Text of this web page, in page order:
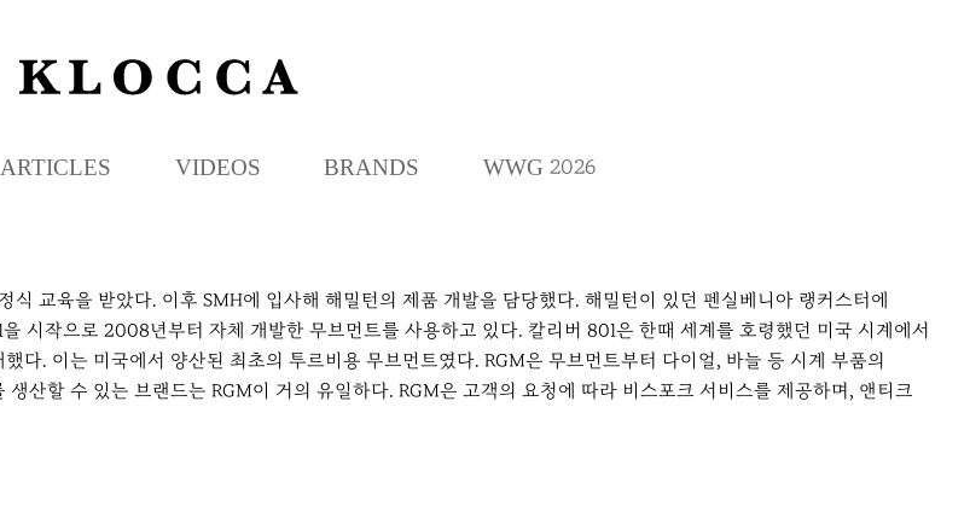
K
L
C
ARTICLES VIDEOS BRANDS WWG 2026
식 교육을 받았다. 이후 SMH에 입사해 해밀턴의 제품 개발을 담당했다. 해밀턴이 있던 펜실베니아 랭커스터에
시작으로 2008년부터 자체 개발한 무브먼트를 사용하고 있다. 칼리버 801은 한때 세계를 호령했던 미국 시계에서
다. 이는 미국에서 양산된 최초의 투르비용 무브먼트였다. RGM은 무브먼트부터 다이얼, 바늘 등 시계 부품의
산할 수 있는 브랜드는 RGM이 거의 유일하다. RGM은 고객의 요청에 따라 비스포크 서비스를 제공하며, 앤티크